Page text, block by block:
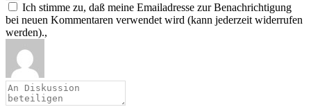
Ich stimme zu, daß meine Emailadresse zur Benachrichtigung
bei neuen Kommentaren verwendet wird (kann jederzeit widerrufen
werden).,